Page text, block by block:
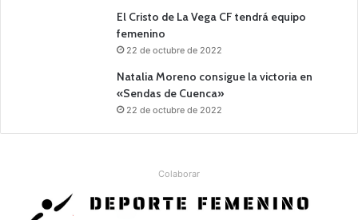
El Cristo de La Vega CF tendrá equipo
femenino
22 de octubre de 2022
Natalia Moreno consigue la victoria en
«Sendas de Cuenca»
22 de octubre de 2022
Colaborar